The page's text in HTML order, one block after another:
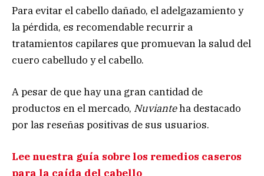
Para evitar el cabello dañado, el adelgazamiento y
la pérdida, es recomendable recurrir a
tratamientos capilares que promuevan la salud del
cuero cabelludo y el cabello.
A pesar de que hay una gran cantidad de
productos en el mercado, Nuvianteha destacado
por las reseñas positivas de sus usuarios.
Lee nuestra guía sobre los remedios caseros
para la caída del cabello